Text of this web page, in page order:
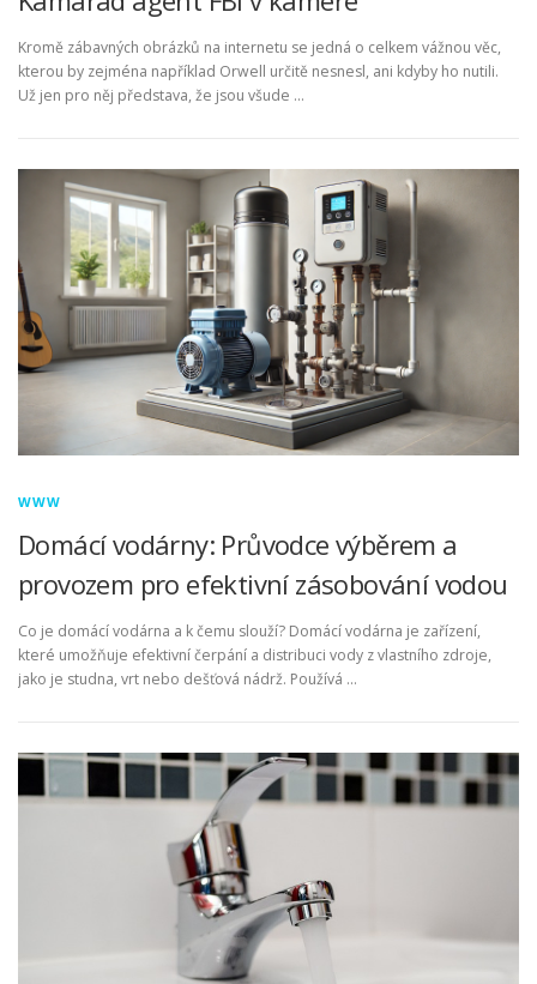
Kromě zábavných obrázků na internetu se jedná o celkem vážnou věc,
kterou by zejména například Orwell určitě nesnesl, ani kdyby ho nutili.
Už jen pro něj představa, že jsou všude …
WWW
Domácí vodárny: Průvodce výběrem a
provozem pro efektivní zásobování vodou
Co je domácí vodárna a k čemu slouží? Domácí vodárna je zařízení,
které umožňuje efektivní čerpání a distribuci vody z vlastního zdroje,
jako je studna, vrt nebo dešťová nádrž. Používá …